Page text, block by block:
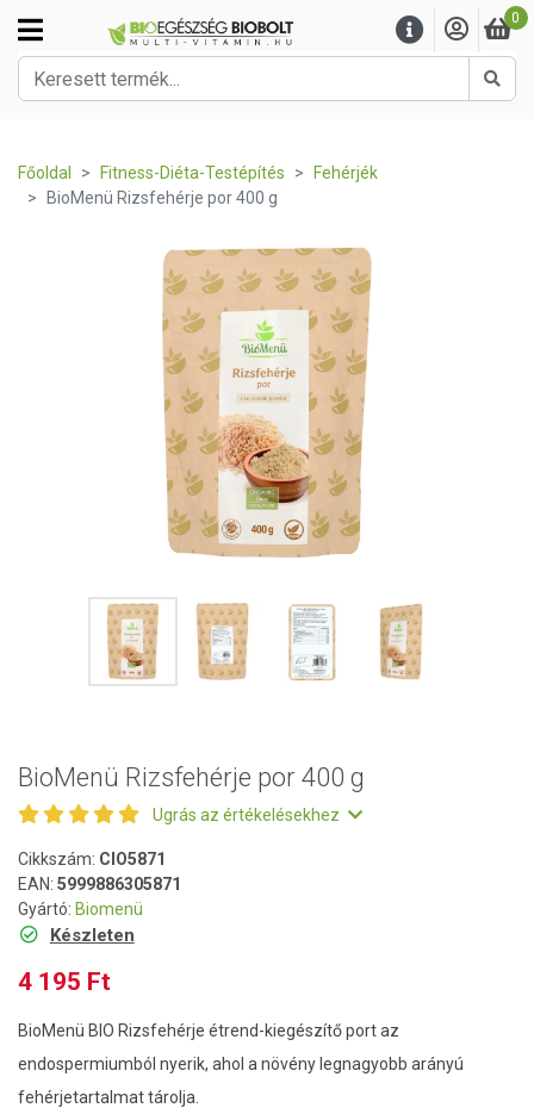
0
Főoldal Fitness-Diéta-Testépítés
Fehérjék
BioMenü Rizsfehérje por 400 g
BioMenü Rizsfehérje por 400 g
Ugrás az értékelésekhez
Cikkszám: CIO5871
EAN: 5999886305871
Gyártó: Biomenü
Készleten
4 195 Ft
BioMenü BIO Rizsfehérje étrend-kiegészítő port az
endospermiumból nyerik, ahol a növény legnagyobb arányú
fehérjetartalmat tárolja.